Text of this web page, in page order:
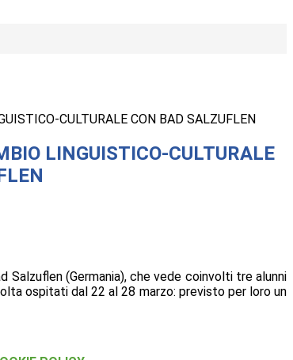
CULTURALE CON BAD SALZUFLEN
LINGUISTICO-CULTURALE
Salzuflen (Germania), che vede coinvolti tre alunni
ospitati dal 22 al 28 marzo: previsto per loro un